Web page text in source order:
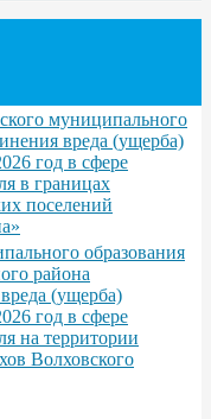
муниципального
вреда (ущерба)
год в сфере
в границах
поселений
образования
района
(ущерба)
год в сфере
на территории
Волховского